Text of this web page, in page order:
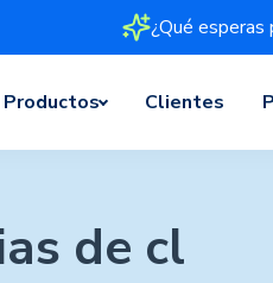
¿Qué
Productos Clientes
de cl